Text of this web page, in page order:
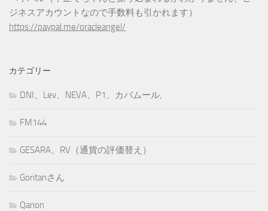
ジネスアカウントなので手数料も引かれます）
https://paypal.me/oracleangel/
カテゴリー
DNI、Lev、NEVA、P1、カバムール,
FM144
GESARA、RV（通貨の評価替え）
Goritanさん
Qanon